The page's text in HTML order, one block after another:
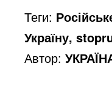
Теги:
Україну,
Автор: